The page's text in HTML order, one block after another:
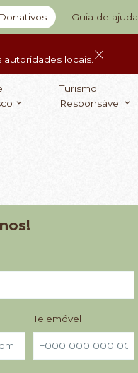
Donativos Guia de ajuda
locais.
Turismo
Responsável
Telemóvel